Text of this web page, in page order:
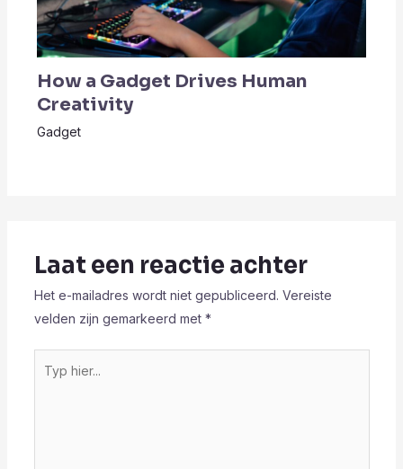
How a Gadget Drives Human
Creativity
Gadget
Laat een reactie achter
Het e-mailadres wordt niet gepubliceerd. Vereiste
velden zijn gemarkeerd met *
hier...